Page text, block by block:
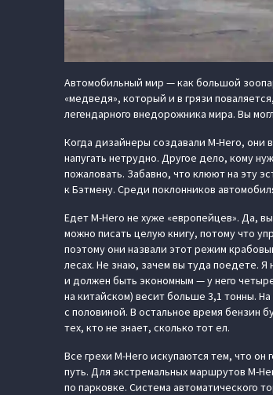
Автомобильный мир — как большой
«медведя», который и в грязи
легендарного внедорожника мира. Вы
Когда дизайнеры создавали M-Hero, они
напугать нетрудно. Другое дело, кому
пожаловать. Забавно, что клюют на эту
к Бэтмену. Среди поклонников
Едет M-Hero не хуже «европейцев». Да,
можно писать целую книгу, потому что
поэтому они назвали этот режим
лесах. Не знаю, зачем вы туда поедете.
и должен быть экономным — у него
на китайском) весит больше 3,1 тонны.
с половиной. В остальное время бензин
тех, кто не знает, сколько тот ел.
Все грехи M-Hero искупаются тем, что
путь. Для экстремальных маршрутов M-
по парковке. Система автоматического